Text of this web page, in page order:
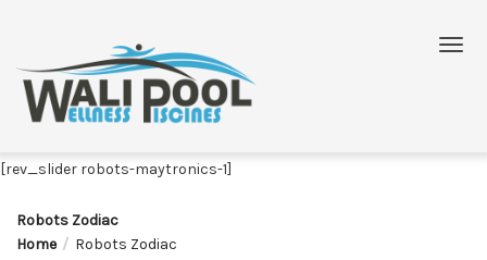
[rev_slider robots-maytronics-1]
Robots Zodiac
Home
Robots Zodiac